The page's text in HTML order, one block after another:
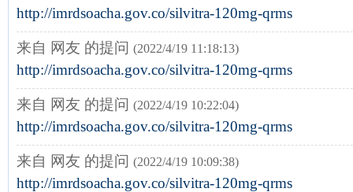
http://imrdsoacha.gov.co/silvitra-120mg-qrms
来自 网友 的提问 (2022/4/19 11:18:13)
http://imrdsoacha.gov.co/silvitra-120mg-qrms
来自 网友 的提问 (2022/4/19 10:22:04)
http://imrdsoacha.gov.co/silvitra-120mg-qrms
来自 网友 的提问 (2022/4/19 10:09:38)
http://imrdsoacha.gov.co/silvitra-120mg-qrms